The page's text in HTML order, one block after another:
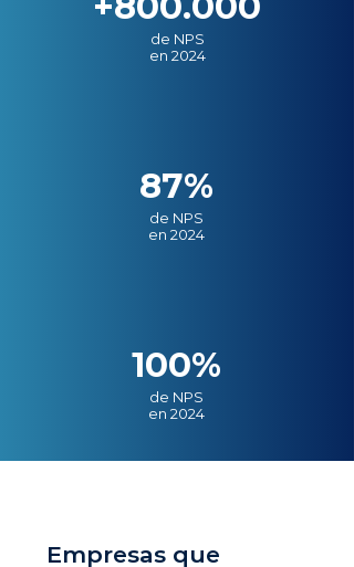
de NPS
en 2024
87%
de NPS
en 2024
100%
de NPS
en 2024
Empresas que